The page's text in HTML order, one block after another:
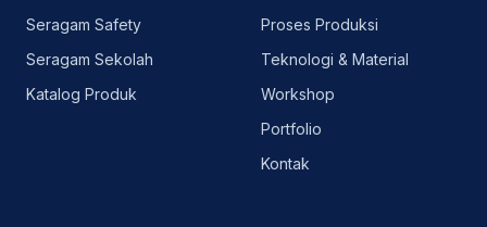
Seragam Safety
Seragam Sekolah
Katalog Produk
Proses Produksi
Teknologi & Material
Workshop
Portfolio
Kontak